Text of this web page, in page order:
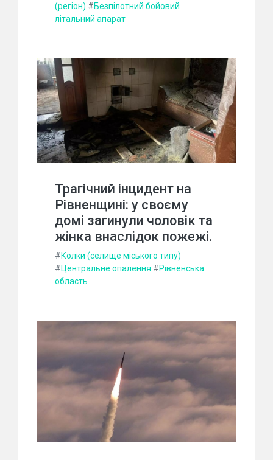
(регіон) #Безпілотний бойовий
літальний апарат
Трагічний інцидент на
Рівненщині: у своєму
домі загинули чоловік та
жінка внаслідок пожежі.
#Колки (селище міського типу)
#Центральне опалення #Рівненська
область